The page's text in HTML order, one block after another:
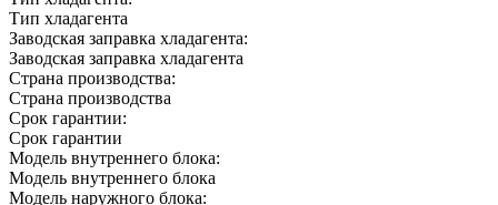
Тип хладагента
Заводская заправка хладагента:
Заводская заправка хладагента
Страна производства:
Страна производства
Срок гарантии:
Срок гарантии
Модель внутреннего блока:
Модель внутреннего блока
Модель наружного блока: